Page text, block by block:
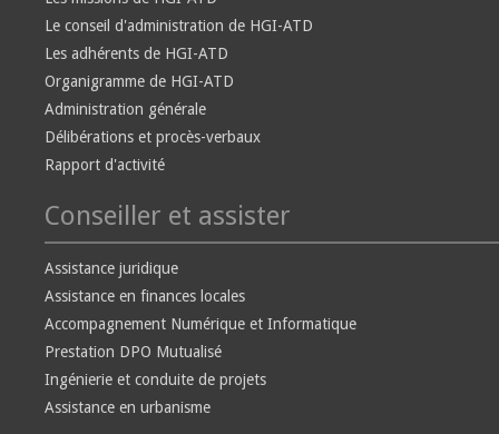
Le conseil d'administration de HGI-ATD
Les adhérents de HGI-ATD
Organigramme de HGI-ATD
Administration générale
Délibérations et procès-verbaux
Rapport d'activité
Conseiller et assister
Assistance juridique
Assistance en finances locales
Accompagnement Numérique et Informatique
Prestation DPO Mutualisé
Ingénierie et conduite de projets
Assistance en urbanisme